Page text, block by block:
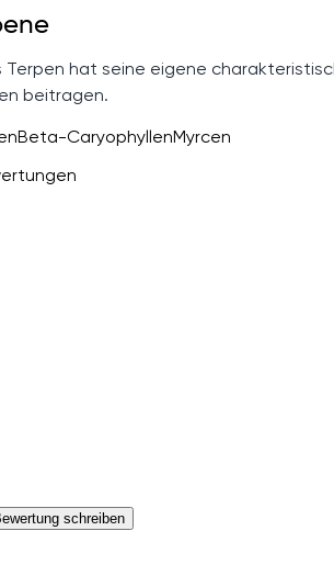
Terpen hat seine eigene
beitragen.
Beta-CaryophyllenMyrcen
schreiben